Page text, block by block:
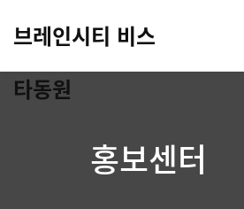
브레인시티 비스
타동원
홍보센터